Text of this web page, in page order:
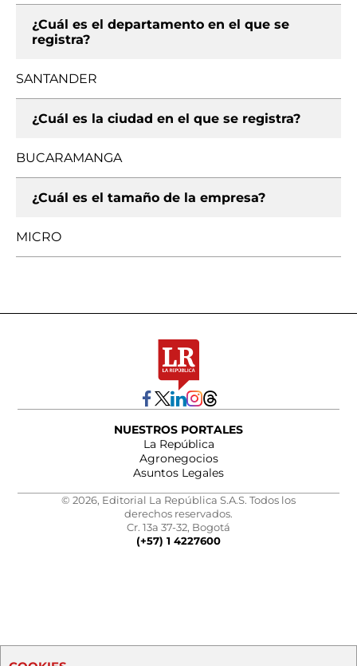
¿Cuál es el departamento en el que se
registra?
SANTANDER
¿Cuál es la ciudad en el que se registra?
BUCARAMANGA
¿Cuál es el tamaño de la empresa?
MICRO
NUESTROS PORTALES
La República
Agronegocios
Asuntos Legales
© 2026, Editorial La República S.A.S. Todos los
derechos reservados.
Cr. 13a 37-32, Bogotá
(+57) 1 4227600